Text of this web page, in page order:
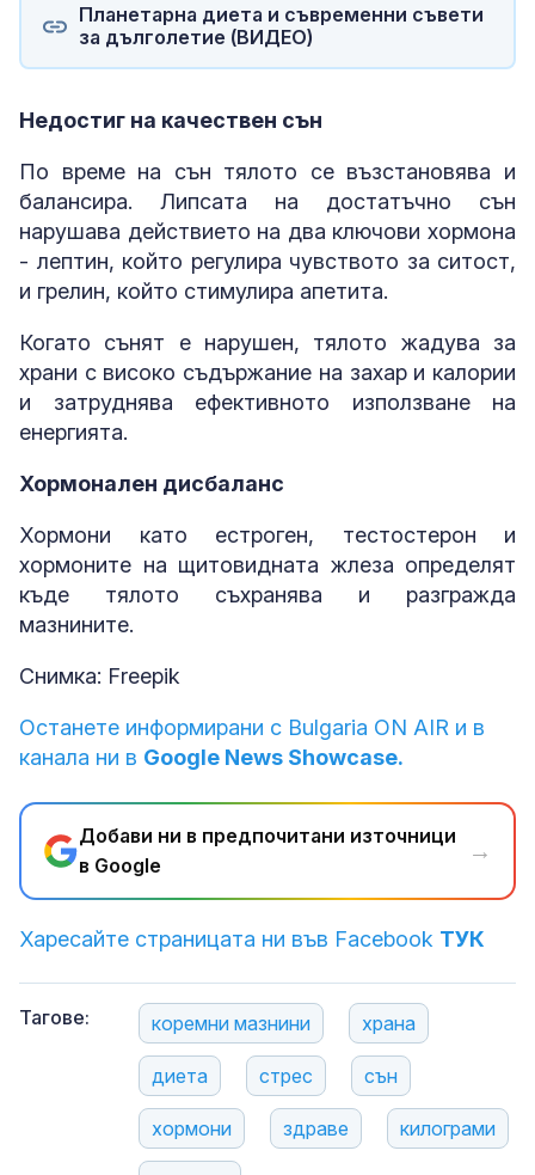
Планетарна диета и съвременни съвети
за дълголетие (ВИДЕО)
Недостиг на качествен сън
По време на сън тялото се възстановява и
балансира. Липсата на достатъчно сън
нарушава действието на два ключови хормона
- лептин, който регулира чувството за ситост,
и грелин, който стимулира апетита.
Когато сънят е нарушен, тялото жадува за
храни с високо съдържание на захар и калории
и затруднява ефективното използване на
енергията.
Хормонален дисбаланс
Хормони като естроген, тестостерон и
хормоните на щитовидната жлеза определят
къде тялото съхранява и разгражда
мазнините.
Снимка: Freepik
Останете информирани с Bulgaria ON AIR и в
канала ни в Google News Showcase.
Добави ни в предпочитани източници
в Google
→
Харесайте страницата ни във Facebook ТУК
Тагове: коремни мазнини храна
диета стрес сън
хормони здраве килограми